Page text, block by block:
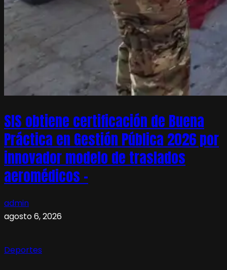
SIS obtiene certificación de Buena
Práctica en Gestión Pública 2026 por
innovador modelo de traslados
aeromédicos –
admin
agosto 6, 2026
Deportes